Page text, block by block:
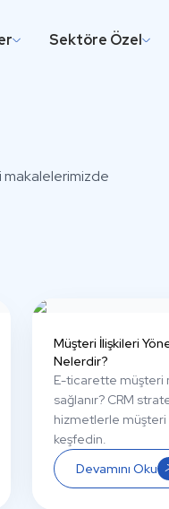
Sektöre Özel
makalelerimizde
Müşteri İlişkileri
Nelerdir?
E-ticarette müşteri
sağlanır? CRM
hizmetlerle müşteri
keşfedin.
Devamını Oku